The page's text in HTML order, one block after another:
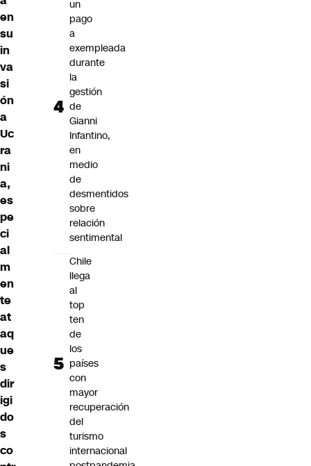
en
su
in
va
si
ón
a
Uc
ra
ni
a,
es
pe
ci
al
m
en
te
at
aq
ue
s
dir
igi
do
s
co
un
pago
a
exempleada
durante
la
gestión
de
Gianni
Infantino,
en
medio
de
desmentidos
sobre
relación
sentimental
Chile
llega
al
top
ten
de
los
países
con
mayor
recuperación
del
turismo
internacional